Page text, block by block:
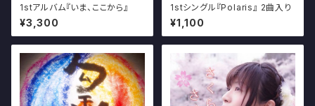
1stアルバム『いま、ここから』
¥3,300
1stシングル『Polaris』 2曲入り
¥1,100